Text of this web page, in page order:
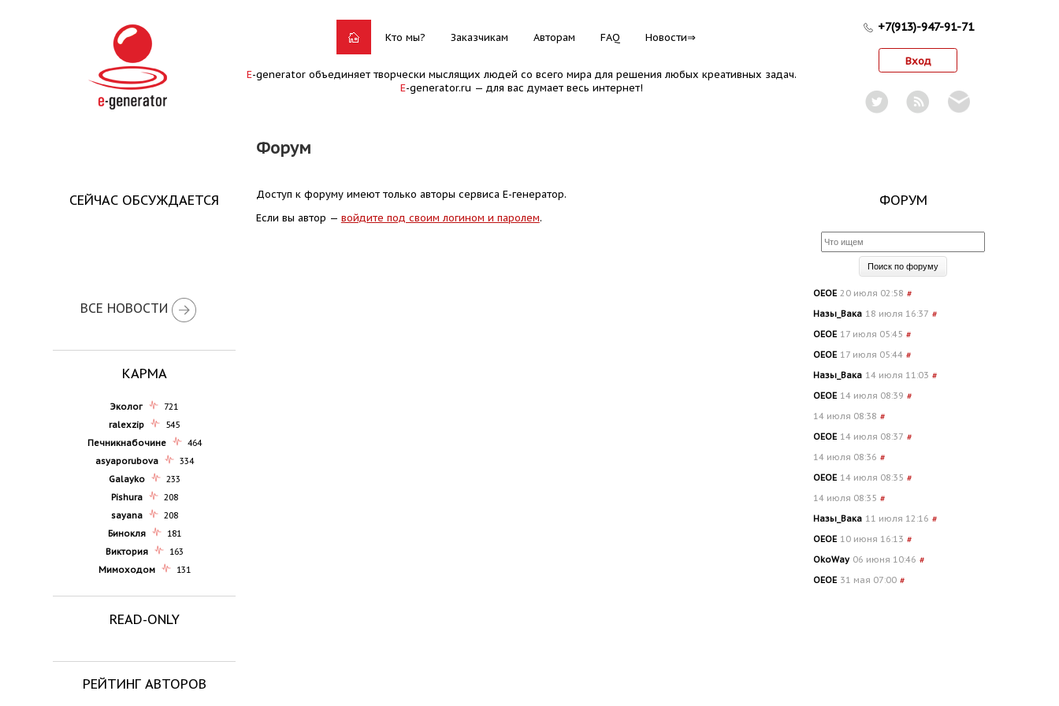
Кто мы? Заказчикам Авторам FAQ Новости
E-generator объединяет творчески мыслящих людей со всего мира для решения любых креативных задач.
E-generator.ru — для вас думает весь интернет!
+7(913)-947-91-71
Вход
Форум
СЕЙЧАС ОБСУЖДАЕТСЯ
ВСЕ НОВОСТИ
КАРМА
Эколог
721
ralexzip
545
Печникнабочине
464
asyaporubova
334
Galayko
233
Pishura
208
sayana
208
Бинокля
181
Виктория
163
Мимоходом
131
READ-ONLY
РЕЙТИНГ АВТОРОВ
Доступ к форуму имеют только авторы сервиса Е-генератор.
Если вы автор — войдите под своим логином и паролем.
ФОРУМ
OEOE 20 июля 02:58 #
Назы_Вака 18 июля 16:37 #
OEOE 17 июля 05:45 #
OEOE 17 июля 05:44 #
Назы_Вака 14 июля 11:03 #
OEOE 14 июля 08:39 #
14 июля 08:38 #
OEOE 14 июля 08:37 #
14 июля 08:36 #
OEOE 14 июля 08:35 #
14 июля 08:35 #
Назы_Вака 11 июля 12:16 #
OEOE 10 июня 16:13 #
OkoWay 06 июня 10:46 #
OEOE 31 мая 07:00 #